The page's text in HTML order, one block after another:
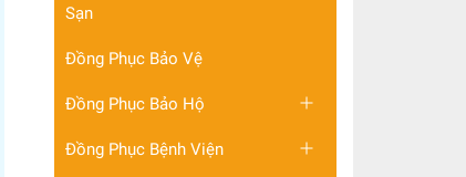
Sạn
Đồng Phục Bảo Vệ
Đồng Phục Bảo Hộ
Đồng Phục Bệnh Viện